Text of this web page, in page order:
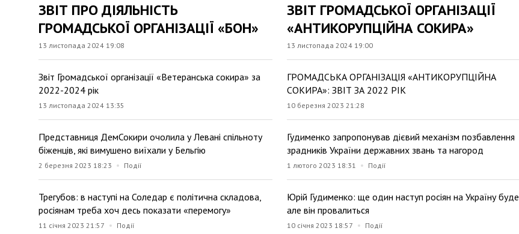
ЗВІТ ПРО ДІЯЛЬНІСТЬ
ГРОМАДСЬКОЇ ОРГАНІЗАЦІЇ «БОН»
13 листопада 2024 19:08
ЗВІТ ГРОМАДСЬКОЇ ОРГАНІЗАЦІЇ
«АНТИКОРУПЦІЙНА СОКИРА»
13 листопада 2024 19:00
Звіт Громадської організації «Ветеранська сокира» за
2022-2024 рік
13 листопада 2024 13:35
ГРОМАДСЬКА ОРГАНІЗАЦІЯ «АНТИКОРУПЦІЙНА
СОКИРА»: ЗВІТ ЗА 2022 РІК
10 березня 2023 21:28
Представниця ДемСокири очолила у Левані спільноту
біженців, які вимушено виїхали у Бельгію
2 березня 2023 18:23 Події
Гудименко запропонував дієвий механізм позбавлення
зрадників України державних звань та нагород
1 лютого 2023 18:31 Події
Трегубов: в наступі на Соледар є політична складова,
росіянам треба хоч десь показати «перемогу»
11 січня 2023 21:57 Події
Юрій Гудименко: ще один наступ росіян на Україну буде,
але він провалиться
10 січня 2023 18:57 Події